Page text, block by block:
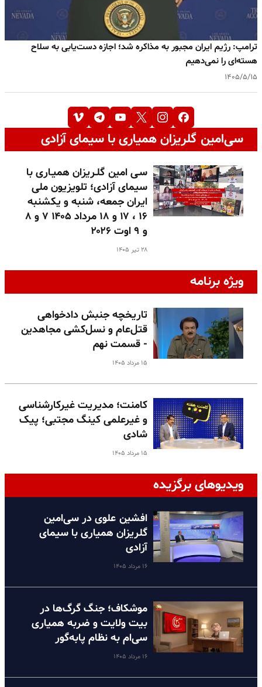
ترامپ: رژیم ایران مجبور به مذاکره شد؛ اجازه دست‌یابی به سلاح
هسته‌ای را نمی‌دهیم
۱۴۰۵/۵/۱۵
سی‌امین گلریزان همیاری با سیمای آزادی
سـی امین گلـریزان همیـاری با
سیمای آزادی؛ تلویزیون ملی
ایران جمعه، شنبه و یکشنبه
۱۶ ، ۱۷ و ۱۸ مرداد ۱۴۰۵ ۷ و ۸
و ۹ اوت ۲۰۲۶
۲۸ تیر ۱۴۰۵
ویژه برنامه
تاریخچه جنبش دادخواهی
قتل‌عام و نسل‌کشی مجاهدین
- قسمت نهم
۱۵ مرداد ۱۴۰۵
کامنت؛ مدیریت غیرکارشناسی
و غیرعلمی کینگ مجتبی؛ پیک
شادی
۱۵ مرداد ۱۴۰۵
ویدیوهای برگزیده
افشین علوی در سی‌امین
گلریزان همیاری با سیمای
آزادی
۱۶ مرداد ۱۴۰۵
موشکاف؛ جنگ گرگ‌ها در
بیت ولایت و ضربه همیاری
سی‌ام به نظام پا‌به‌گور
۱۶ مرداد ۱۴۰۵